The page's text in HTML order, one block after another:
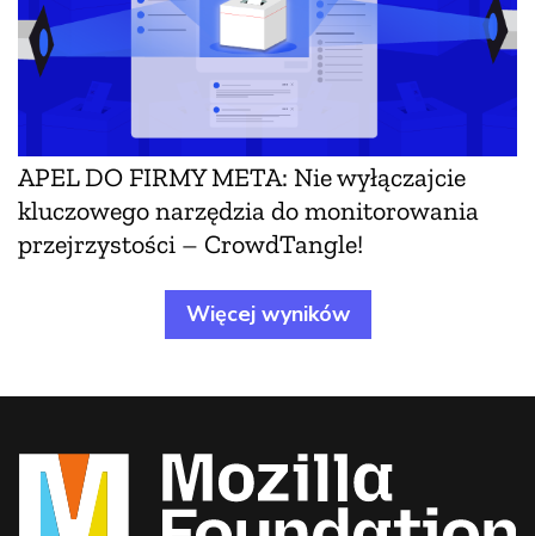
APEL DO FIRMY META: Nie wyłączajcie
kluczowego narzędzia do monitorowania
przejrzystości – CrowdTangle!
Więcej wyników